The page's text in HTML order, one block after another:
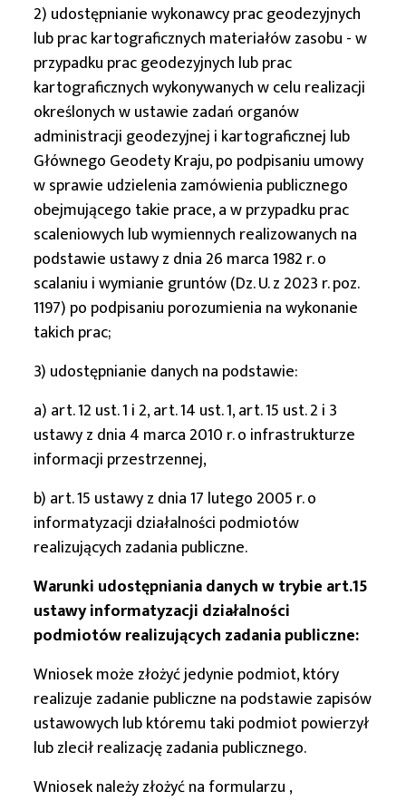
2) udostępnianie wykonawcy prac geodezyjnych
lub prac kartograficznych materiałów zasobu - w
przypadku prac geodezyjnych lub prac
kartograficznych wykonywanych w celu realizacji
określonych w ustawie zadań organów
administracji geodezyjnej i kartograficznej lub
Głównego Geodety Kraju, po podpisaniu umowy
w sprawie udzielenia zamówienia publicznego
obejmującego takie prace, a w przypadku prac
scaleniowych lub wymiennych realizowanych na
podstawie ustawy z dnia 26 marca 1982 r. o
scalaniu i wymianie gruntów (Dz. U. z 2023 r. poz.
1197) po podpisaniu porozumienia na wykonanie
takich prac;
3) udostępnianie danych na podstawie:
a) art. 12 ust. 1 i 2, art. 14 ust. 1, art. 15 ust. 2 i 3
ustawy z dnia 4 marca 2010 r. o infrastrukturze
informacji przestrzennej,
b) art. 15 ustawy z dnia 17 lutego 2005 r. o
informatyzacji działalności podmiotów
realizujących zadania publiczne.
Warunki udostępniania danych w trybie art.15
ustawy informatyzacji działalności
podmiotów realizujących zadania publiczne:
Wniosek może złożyć jedynie podmiot, który
realizuje zadanie publiczne na podstawie zapisów
ustawowych lub któremu taki podmiot powierzył
lub zlecił realizację zadania publicznego.
Wniosek należy złożyć na formularzu ,